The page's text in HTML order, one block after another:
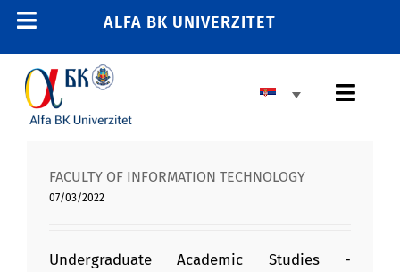
Skip
content
Toggle
Navigation
POČETNA
E-STUDENT
E-ZAPOSLENI
info@alfa.edu.rs
ALFA BK UNIVERZITET
MASTER STUDIJE
DOKTORSKE STUDIJE
FACULTY OF INFORMATION TECHNOLOGY
07/03/2022
Undergraduate Academic Studies -